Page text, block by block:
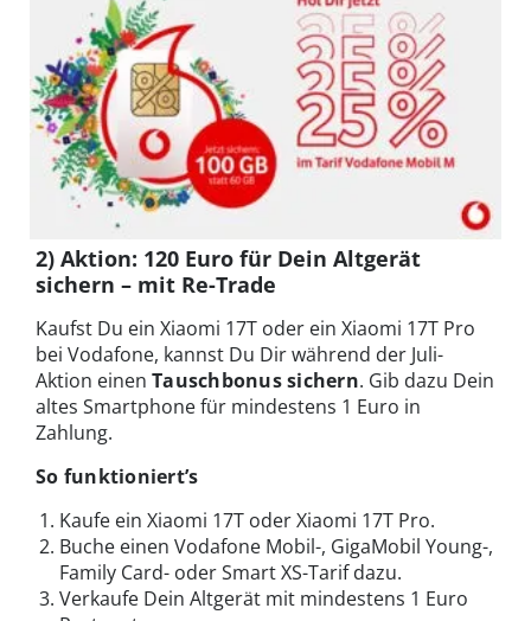
2) Aktion: 120 Euro für Dein Altgerät
sichern – mit Re-Trade
Kaufst Du ein Xiaomi 17T oder ein Xiaomi 17T Pro
bei Vodafone, kannst Du Dir während der Juli-
Aktion einen Tauschbonus sichern. Gib dazu Dein
altes Smartphone für mindestens 1 Euro in
Zahlung.
So funktioniert’s
Kaufe ein Xiaomi 17T oder Xiaomi 17T Pro.
Buche einen Vodafone Mobil-, GigaMobil Young-,
Family Card- oder Smart XS-Tarif dazu.
Verkaufe Dein Altgerät mit mindestens 1 Euro